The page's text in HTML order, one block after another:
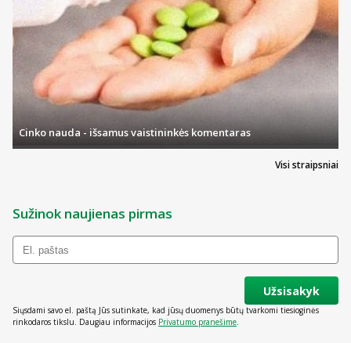
Visi straipsniai
Cinko nauda - išsamus vaistininkės komentaras
Sužinok naujienas pirmas
Užsisakyk
Siųsdami savo el. paštą Jūs sutinkate, kad jūsų duomenys būtų tvarkomi tiesioginės
rinkodaros tikslu. Daugiau informacijos Privatumo pranešime.